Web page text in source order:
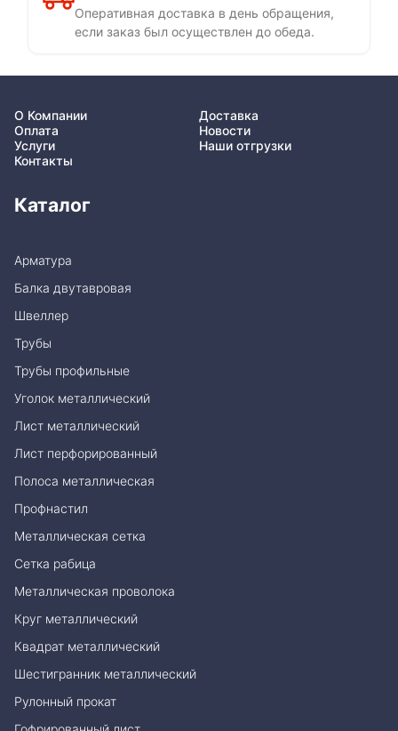
Оперативная доставка в день обращения,
если заказ был осуществлен до обеда.
О Компании
Доставка
Оплата
Новости
Услуги
Наши отгрузки
Контакты
Каталог
Арматура
Балка двутавровая
Швеллер
Трубы
Трубы профильные
Уголок металлический
Лист металлический
Лист перфорированный
Полоса металлическая
Профнастил
Металлическая сетка
Сетка рабица
Металлическая проволока
Круг металлический
Квадрат металлический
Шестигранник металлический
Рулонный прокат